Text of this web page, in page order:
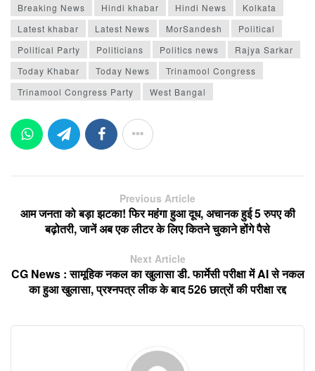
Breaking News
Hindi khabar Hindi News
Kolkata
Latest khabar
Latest News MorSandesh
Political
Political Party
Politicians Politics news
Rajya Sarkar
Today Khabar
Today News
Trinamool Congress
Trinamool Congress Party
West Bangal
Previous Article
आम जनता को बड़ा झटका! फिर महंगा हुआ दूध, अचानक हुई 5 रुपए की
बढ़ोतरी, जानें अब एक लीटर के लिए कितने चुकाने होंगे पैसे
Next Article
CG News : सामूहिक नकल का खुलासा डी. फार्मेसी परीक्षा में AI से नकल
का हुआ खुलासा, प्रश्नपत्र लीक के बाद 526 छात्रों की परीक्षा रद्द